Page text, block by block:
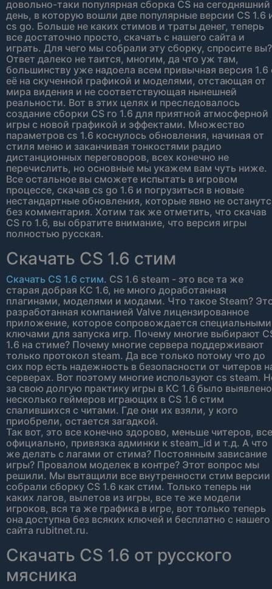
довольно-таки популярная сборка CS на сегодняшний
день, в которую вошли две популярные версии CS 1.6
cs go. Больше не каких стимов и траты денег, теперь
все достаточно просто, скачать с нашего сайта и
играть. Для чего мы собрали эту сборку, спросите вы?
Ответ далеко не таится, многим, да что уж там,
большинству уже надоела всем привычная версия 1.6
её на скученной графикой и моделями, отстающая от
мира видения и не соответствующая нынешней
реальности. Вот в этих целях и преследовалось
создание сборки CS го 1.6 для приятной атмосферной
игры с новой графикой и эффектами. Множество
параметров cs 1.6 коснулось обновления, начиная от
стиля меню и заканчивая тонкостями радио
дистанционных переговоров, всех конечно не
перечислить, но основные мы укажем вам чуть ниже.
Все остальное вы сможете испытать в игровом
процессе, скачав cs go 1.6 и погрузиться в новые
нестандартные обновления, которые явно не
без комментария. Хотим так же отметить, что скачав
CS го 1.6, вы обратите внимание, что версия игры
полностью русская.
Скачать CS 1.6 стим
Скачать CS 1.6 стим. CS 1.6 steam - это все та же
старая добрая КС 1.6, не много доработанная
плагинами, моделями и модами. Что такое Steam?
разработанная компанией Valve лицензированное
приложение, которое сопровождается специальными
ключами для запуска игр. Почему многие выбирают
1.6 на стиме? Почему многие сервера поддерживают
только протокол steam. Да все только потому что до
сих пор есть надежность в безопасности от читеров
серверах. Вот поэтому многие используют cs steam.
за свою долгую практику игры в КС 1.6 было выявлено
несколько геймеров играющих в CS 1.6 стим
спалившихся с читами. Где они их взяли, у кого
приобрели, остается загадкой.
Так вот, это все конечно здорово, меньше читеров, все
официально, привязка админки к steam_id и т.д. А что
же делать с лагами от стима? Постоянным зависание
игры? Провалом моделек в контре? Этот вопрос мы
решили. Мы вытащили все внутренности стим версии
собрали сборку CS 1.6 как стим. Только теперь ни
каких лагов, вылетов из игры, все те же модели
игроков, вся та же графика в игре, вот только теперь
она доступна без всяких ключей и бесплатно с нашего
сайта rubitnet.ru.
Скачать CS 1.6 от русского
мясника